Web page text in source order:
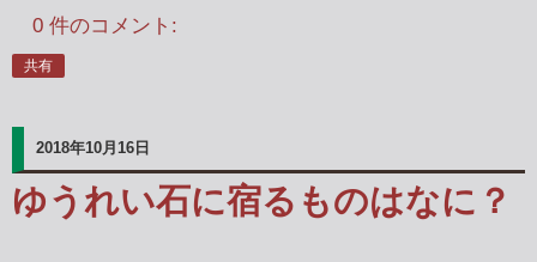
0 件のコメント:
共有
2018年10月16日
ゆうれい石に宿るものはなに？